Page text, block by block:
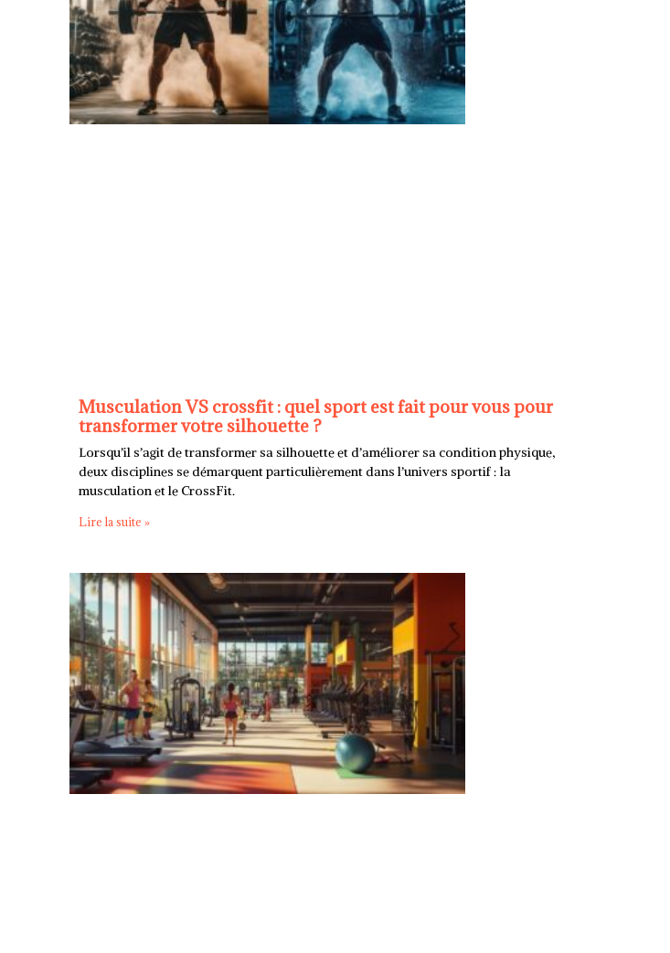
Musculation VS crossfit : quel sport est fait pour vous pour
transformer votre silhouette ?
Lorsqu’il s’agit de transformer sa silhouette et d’améliorer sa condition physique,
deux disciplines se démarquent particulièrement dans l’univers sportif : la
musculation et le CrossFit.
Lire la suite »